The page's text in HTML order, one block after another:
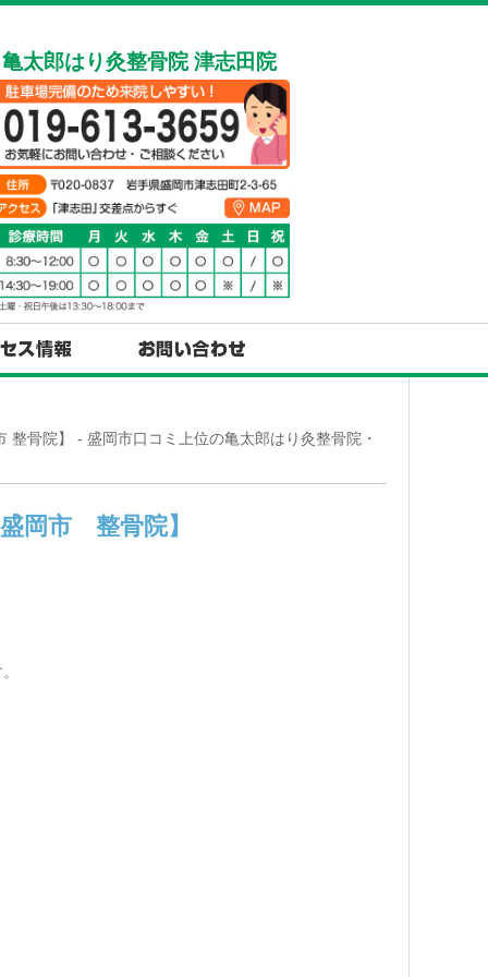
亀太郎はり灸整骨院 津志田院
骨院】 - 盛岡市口コミ上位の亀太郎はり灸整骨院・
岡市 整骨院】